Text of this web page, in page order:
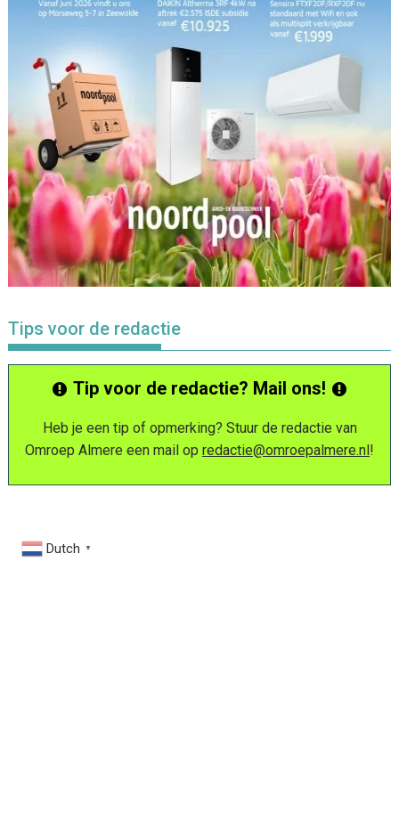
Tips voor de redactie
Tip voor de redactie? Mail ons!
Heb je een tip of opmerking? Stuur de redactie van
Omroep Almere een mail op redactie@omroepalmere.nl!
Dutch ▼